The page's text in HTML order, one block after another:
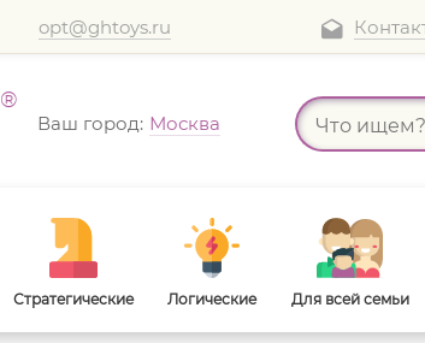
opt@ghtoys.ru
®
Ваш город: Москва
Стратегические Логические Для всей семьи